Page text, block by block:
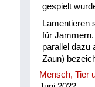
gespielt
Lamentieren
für
parallel dazu
Zaun)
Mensch, Tier